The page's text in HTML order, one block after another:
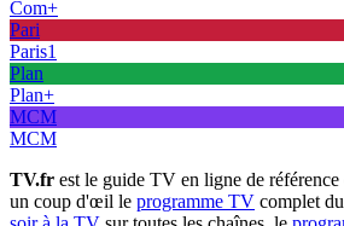
Com+
Pari
Paris1
Plan
Plan+
MCM
MCM
TV.fr est le guide TV en ligne de
un coup d'œil le programme TV complet